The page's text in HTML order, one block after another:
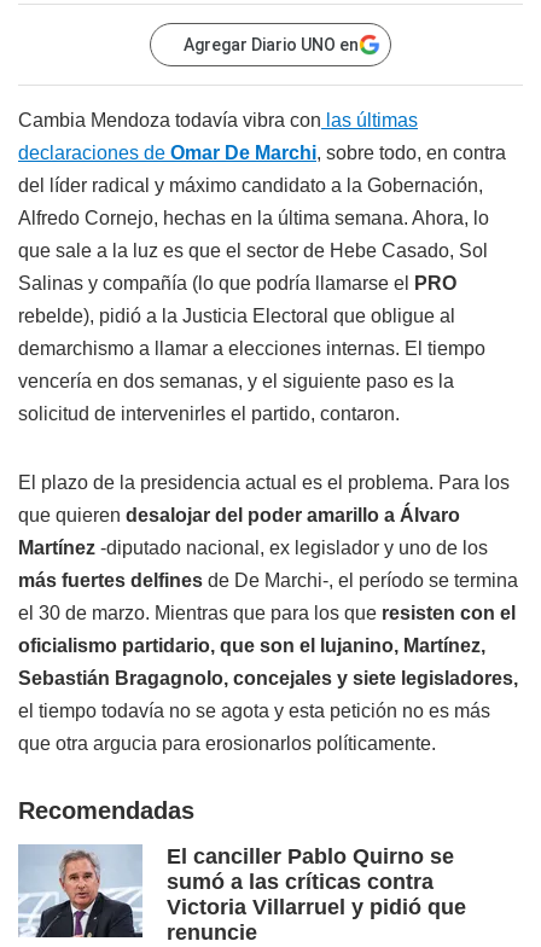
Agregar Diario UNO en
Cambia Mendoza todavía vibra con las últimas
declaraciones de Omar De Marchi, sobre todo, en contra
del líder radical y máximo candidato a la Gobernación,
Alfredo Cornejo, hechas en la última semana. Ahora, lo
que sale a la luz es que el sector de Hebe Casado, Sol
Salinas y compañía (lo que podría llamarse el
PRO
rebelde), pidió a la Justicia Electoral que obligue al
demarchismo a llamar a elecciones internas. El tiempo
vencería en dos semanas, y el siguiente paso es la
solicitud de intervenirles el partido, contaron.
El plazo de la presidencia actual es el problema. Para los
que quieren desalojar del poder amarillo a Álvaro
Martínez -diputado nacional, ex legislador y uno de los
más fuertes delfines de De Marchi-, el período se termina
el 30 de marzo. Mientras que para los que resisten con el
oficialismo partidario, que son el lujanino, Martínez,
Sebastián Bragagnolo, concejales y siete legisladores,
el tiempo todavía no se agota y esta petición no es más
que otra argucia para erosionarlos políticamente.
Recomendadas
El canciller Pablo Quirno se
sumó a las críticas contra
Victoria Villarruel y pidió que
renuncie